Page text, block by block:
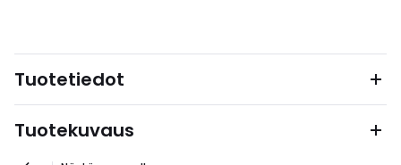
Tuotetiedot
Tuotekuvaus